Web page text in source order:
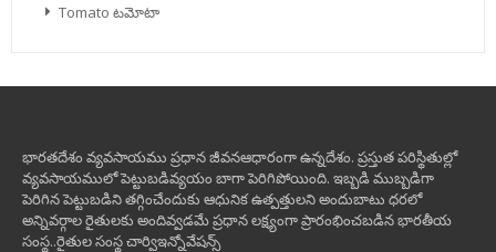
Tomato టమోటా
భారతదేశం వ్యవసాయము ప్రధాన జీవనఆధారంగా ఉన్నదేశం. ప్రస్తుత పరిస్థితుల్లో
వ్యవసాయములో పెట్టుబడివ్యయం బాగా పెరిగిపోయింది. ఇబ్బడి ముబ్బడిగా
పెరిగిన పెట్టుబడిని తగ్గించేందుకు ఆధునిక ఉత్పత్తులని అందుబాటు ధరలో
అన్నివర్గాల రైతులకు అందివ్వడమే ప్రధాన లక్ష్యంగా ప్రారంభించబడిన భారతీయ
సంస్థ..రైతుల సంస్థ చార్విఇన్నోవేషన్స్